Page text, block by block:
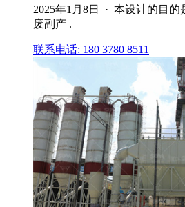
2025年1月8日 · 本设计的目
废副产 .
联系电话: 180 3780 8511